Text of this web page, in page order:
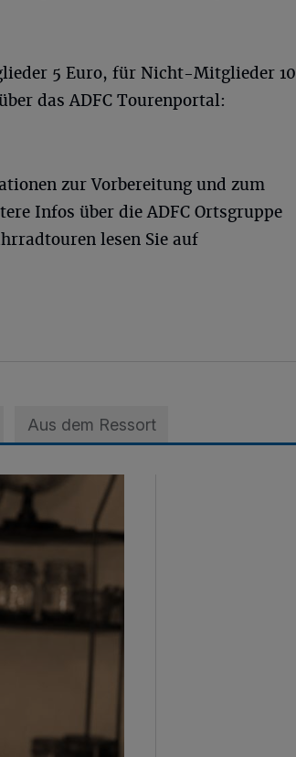
5 Euro, für Nicht-Mitglieder 10
das ADFC Tourenportal:
zur Vorbereitung und zum
Infos über die ADFC Ortsgruppe
lesen Sie auf
Aus dem Ressort